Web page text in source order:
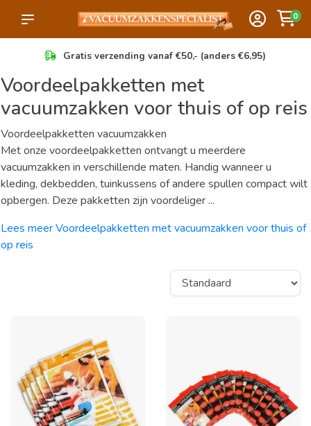
0
Gratis verzending vanaf €50,- (anders €6,95)
Voordeelpakketten met
vacuumzakken voor thuis of op reis
Voordeelpakketten vacuumzakken
Met onze voordeelpakketten ontvangt u meerdere
vacuumzakken in verschillende maten. Handig wanneer u
kleding, dekbedden, tuinkussens of andere spullen compact wilt
opbergen. Deze pakketten zijn voordeliger ...
Lees meer Voordeelpakketten met vacuumzakken voor thuis of
op reis